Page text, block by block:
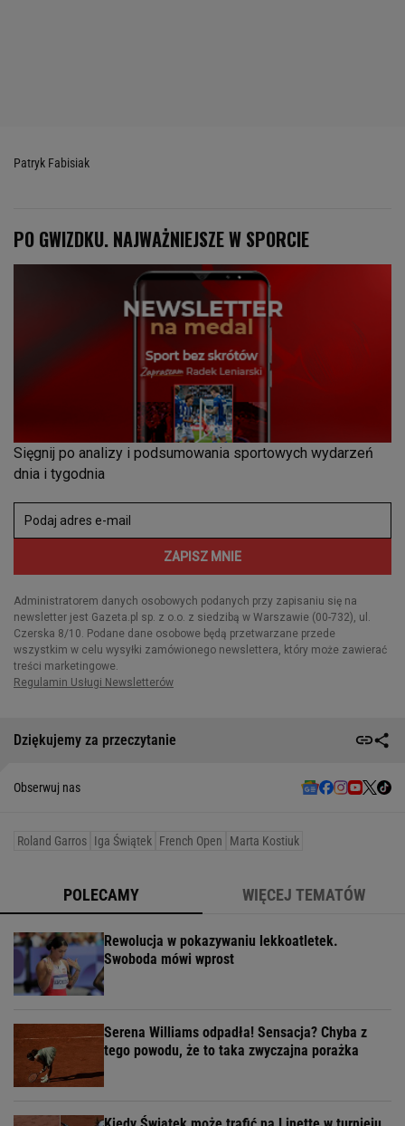
Patryk Fabisiak
Dziękujemy za przeczytanie
Obserwuj nas
Roland Garros Iga Świątek French Open Marta Kostiuk
POLECAMY WIĘCEJ TEMATÓW
Rewolucja w pokazywaniu lekkoatletek.
Swoboda mówi wprost
Serena Williams odpadła! Sensacja? Chyba z
tego powodu, że to taka zwyczajna porażka